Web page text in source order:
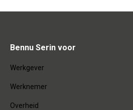
Bennu Serin voor
Werkgever
Werknemer
Overheid